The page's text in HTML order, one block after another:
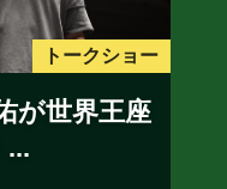
トークショー
が世界王座
...